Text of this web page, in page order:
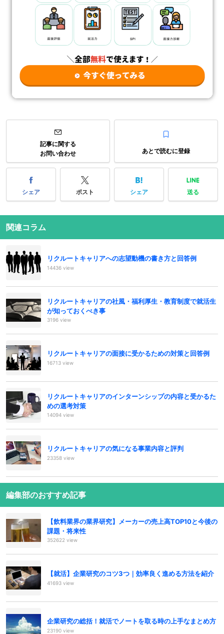
記事に関する
お問い合わせ
あとで読むに登録
シェア ポスト シェア 送る
関連コラム
リクルートキャリアへの志望動機の書き方と回答例
14436 view
リクルートキャリアの社風・福利厚生・教育制度で就活生
が知っておくべき事
3196 view
リクルートキャリアの面接に受かるための対策と回答例
16713 view
リクルートキャリアのインターンシップの内容と受かるた
めの選考対策
14094 view
リクルートキャリアの気になる事業内容と評判
23358 view
編集部のおすすめ記事
【飲料業界の業界研究】メーカーの売上高TOP10と今後の
課題・将来性
352622 view
【就活】企業研究のコツ3つ｜効率良く進める方法を紹介
41693 view
企業研究の総括！就活でノートを取る時の上手なまとめ方
23190 view